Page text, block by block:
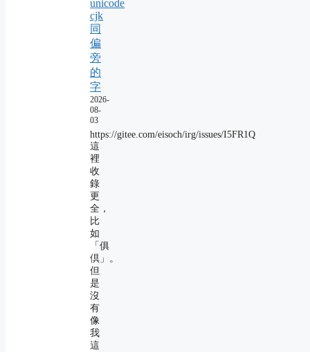
unicode
cjk
同
偏
旁
的
字
2026-
08-
03
https://gitee.com/eisoch/irg/issues/I5FR1Q
這
裡
收
錄
更
全，
比
如
「俱
倶」。
但
是
沒
有
像
我
這